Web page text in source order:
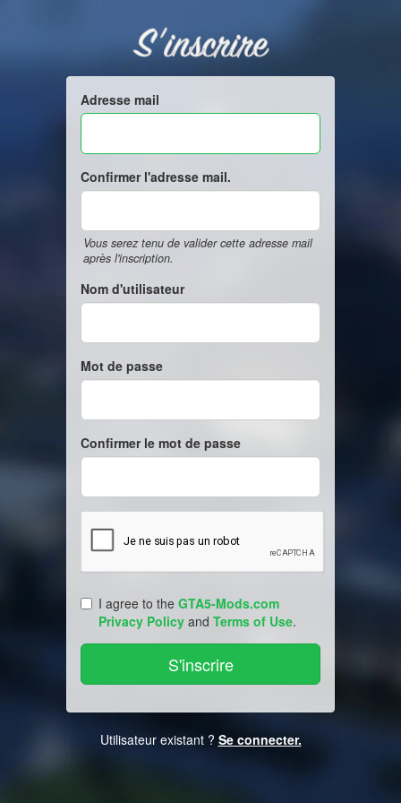
S'inscrire
Adresse mail
Confirmer l'adresse mail.
Vous serez tenu de valider cette adresse mail
après l'inscription.
Nom d'utilisateur
Mot de passe
Confirmer le mot de passe
I agree to the GTA5-Mods.com
Privacy Policy and Terms of Use.
Utilisateur existant ? Se connecter.